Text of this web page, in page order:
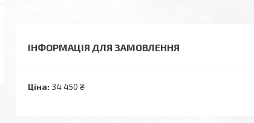
ІНФОРМАЦІЯ ДЛЯ ЗАМОВЛЕННЯ
Ціна: 34 450 ₴